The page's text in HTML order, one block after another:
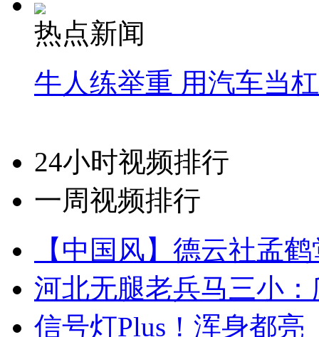
热点新闻
牛人练举重 用汽车当
24小时视频排行
一周视频排行
【中国风】德云社孟
河北无腿老兵马三小
信号灯Plus！浑身都亮